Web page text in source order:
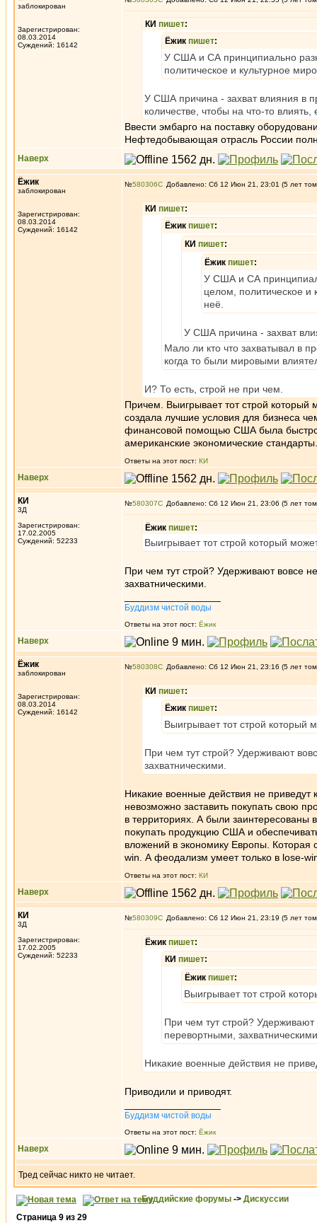
заблокирован
Зарегистрирован:
08.03.2014
Суждений: 16142
КИ пишет:
Ёжик пишет:
У США и СА принципиально
политическое и культурное
У США причина - захват влияния в
количестве, чтобы на что-то
Ввести эмбарго на поставку
Нефтедобывающая отрасль России
Наверх
Ёжик
заблокирован
Зарегистрирован:
08.03.2014
Суждений: 16142
№580306 Добавлено: Сб 12 Июн 21, 23:01 (5 лет
КИ пишет:
Ёжик пишет:
КИ пишет:
Ёжик пишет:
У США и СА
целом, политическое и
неё.
У США причина - захват
Мало ли кто что захватывал в
когда то были мировыми
И? То есть, строй не при чем.
Причем. Выигрывает тот строй который
создала лучшие условия для бизнеса
финансовой помощью США была быстро
американские экономические стандарты.
Ответы на этот пост: КИ
Наверх
КИ
3Д
Зарегистрирован:
17.02.2005
Суждений: 52233
№580307 Добавлено: Сб 12 Июн 21, 23:06 (5 лет
Ёжик пишет:
Выигрывает тот строй который
При чем тут строй? Удерживают вовсе
захватническими.
Буддизм чистой воды
Ответы на этот пост: Ёжик
Наверх
Ёжик
заблокирован
Зарегистрирован:
08.03.2014
Суждений: 16142
№580308 Добавлено: Сб 12 Июн 21, 23:16 (5 лет
КИ пишет:
Ёжик пишет:
Выигрывает тот строй который
При чем тут строй? Удерживают
захватническими.
Никакие военные действия не
невозможно заставить покупать свою
в территориях. А были заинтересованы
покупать продукцию США и
вложений в экономику Европы.
win. А феодализм умеет только в lose-
Ответы на этот пост: КИ
Наверх
КИ
3Д
Зарегистрирован:
17.02.2005
Суждений: 52233
№580309 Добавлено: Сб 12 Июн 21, 23:19 (5 лет
Ёжик пишет:
КИ пишет:
Ёжик пишет:
Выигрывает тот строй
При чем тут строй?
перевортными,
Никакие военные действия не
Приводили и приводят.
Буддизм чистой воды
Ответы на этот пост: Ёжик
Наверх
Тред сейчас никто не читает.
Буддийские форумы -> Дискуссии
Страница 9 из 29